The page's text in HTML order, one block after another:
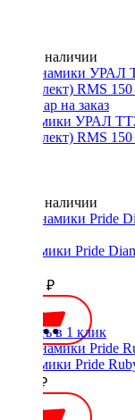
Нет в наличии
Динамики УРАЛ
(комплект) RMS
Нет в наличии
Динамики Pride
10450 ₽
Купить в 1 клик
Динамики Pride
9190 ₽